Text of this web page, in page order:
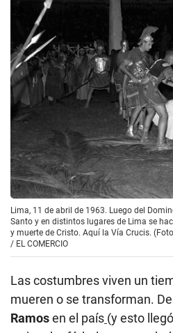
Lima, 11 de abril de 1963. Luego del
Santo y en distintos lugares de Lima se
y muerte de Cristo. Aquí la Vía Crucis.
/ EL COMERCIO
Las costumbres viven un
mueren o se transforman.
Ramosen el país (y esto